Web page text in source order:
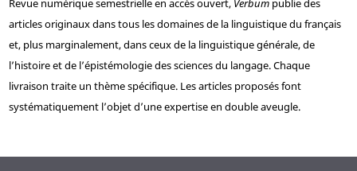
Revue numérique semestrielle en accès ouvert, Verbum publie des
articles originaux dans tous les domaines de la linguistique du français
et, plus marginalement, dans ceux de la linguistique générale, de
l’histoire et de l’épistémologie des sciences du langage. Chaque
livraison traite un thème spécifique. Les articles proposés font
systématiquement l’objet d’une expertise en double aveugle.